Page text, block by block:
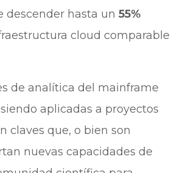
descender hasta un 55%
cloud comparable
de analítica del mainframe
aplicadas a proyectos
claves que, o bien son
nuevas capacidades de